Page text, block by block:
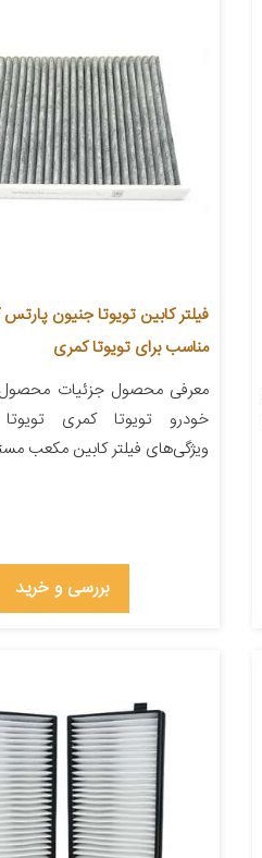
مناسب برای تویوتا کمری
معرفی محصول جزئیات
ویژگی‌های فیلتر کابین مکعب
بررسی و خرید